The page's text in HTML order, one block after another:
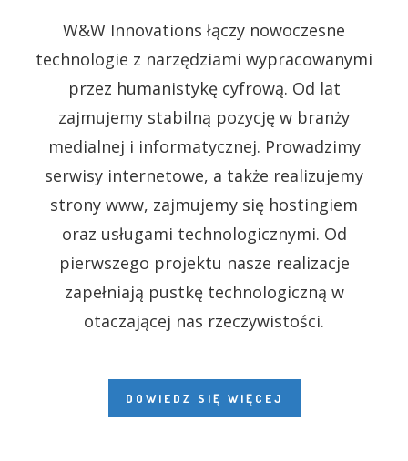
W&W Innovations łączy nowoczesne
technologie z narzędziami wypracowanymi
przez humanistykę cyfrową. Od lat
zajmujemy stabilną pozycję w branży
medialnej i informatycznej. Prowadzimy
serwisy internetowe, a także realizujemy
strony www, zajmujemy się hostingiem
oraz usługami technologicznymi. Od
pierwszego projektu nasze realizacje
zapełniają pustkę technologiczną w
otaczającej nas rzeczywistości.
DOWIEDZ SIĘ WIĘCEJ